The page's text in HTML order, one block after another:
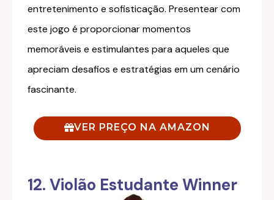
entretenimento e sofisticação. Presentear com
este jogo é proporcionar momentos
memoráveis e estimulantes para aqueles que
apreciam desafios e estratégias em um cenário
fascinante.
VER PREÇO NA AMAZON
12. Violão Estudante Winner